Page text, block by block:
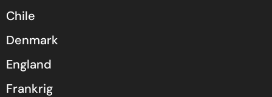
Chile
Denmark
England
Frankrig